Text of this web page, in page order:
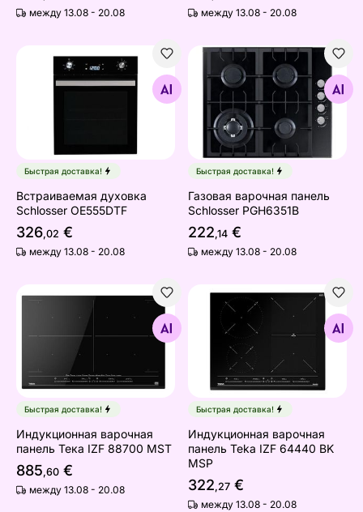
между 13.08 - 20.08 между 13.08 - 20.08
Встраиваемая духовка Schlosser OE555DTF
Найдите похожие
Быстрая доставка!
Встраиваемая духовка
Schlosser OE555DTF
326,02 €
между 13.08 - 20.08
Газовая варочная панель
Найдите похожие
Быстрая доставка!
Газовая варочная панель
Schlosser PGH6351B
222,14 €
между 13.08 - 20.08
Индукционная варочная панель Тека IZF 88700 MST
Найдите похожие
Быстрая доставка!
Индукционная варочная
панель Тека IZF 88700 MST
885,60 €
между 13.08 - 20.08
Индукционная варочная
Найдите похожие
Быстрая доставка!
Индукционная варочная
панель Teka IZF 64440 BK
MSP
322,27 €
между 13.08 - 20.08